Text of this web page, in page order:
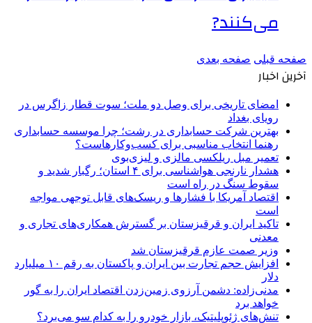
می‌کنند?
صفحه قبلی صفحه بعدی
آخرین اخبار
امضای تاریخی برای وصل دو ملت؛ سوت قطار زاگرس در
رویای بغداد
بهترین شرکت حسابداری در رشت؛ چرا موسسه حسابداری
رهنما انتخاب مناسبی برای کسب‌وکارهاست؟
تعمیر مبل ریلکسی مالزی و لیزی‌بوی
هشدار نارنجی هواشناسی برای ۴ استان؛ رگبار شدید و
سقوط سنگ در راه است
اقتصاد آمریکا با فشارها و ریسک‌های قابل توجهی مواجه
است
تاکید ایران و قرقیزستان بر گسترش همکاری‌های تجاری و
معدنی
وزیر صمت عازم قرقیزستان شد
افزایش حجم تجارت بین ایران و پاکستان به رقم ۱۰ میلیارد
دلار
مدنی‌زاده: دشمن آرزوی زمین‌زدن اقتصاد ایران را به گور
خواهد برد
تنش‌های ژئوپلیتیک، بازار خودرو را به کدام سو می‌برد؟